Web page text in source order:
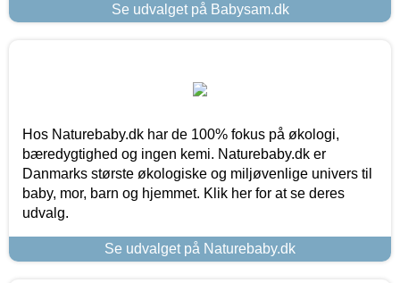
Se udvalget på Babysam.dk
Hos Naturebaby.dk har de 100% fokus på økologi,
bæredygtighed og ingen kemi. Naturebaby.dk er
Danmarks største økologiske og miljøvenlige univers til
baby, mor, barn og hjemmet. Klik her for at se deres
udvalg.
Se udvalget på Naturebaby.dk